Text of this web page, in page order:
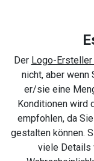
Der Logo-
nicht, aber wenn
er/sie eine
Konditionen wird
empfohlen, da
gestalten können.
viele Details